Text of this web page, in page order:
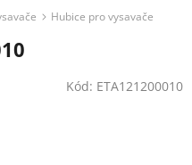
Hubice pro vysavače
Kód: ETA121200010